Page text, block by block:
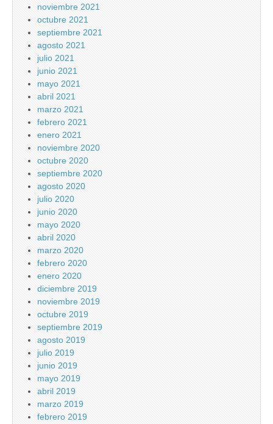
noviembre 2021
octubre 2021
septiembre 2021
agosto 2021
julio 2021
junio 2021
mayo 2021
abril 2021
marzo 2021
febrero 2021
enero 2021
noviembre 2020
octubre 2020
septiembre 2020
agosto 2020
julio 2020
junio 2020
mayo 2020
abril 2020
marzo 2020
febrero 2020
enero 2020
diciembre 2019
noviembre 2019
octubre 2019
septiembre 2019
agosto 2019
julio 2019
junio 2019
mayo 2019
abril 2019
marzo 2019
febrero 2019